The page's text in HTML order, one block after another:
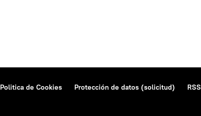
Politica de Cookies Protección de datos (solicitud)
RSS